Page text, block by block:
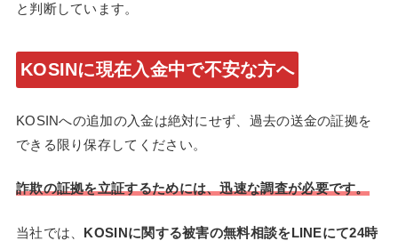
と判断しています。
KOSINに現在入金中で不安な方へ
KOSINへの追加の入金は絶対にせず、過去の送金の証拠を
できる限り保存してください。
詐欺の証拠を立証するためには、迅速な調査が必要です。
当社では、 KOSINに関する被害の無料相談をLINEにて24時